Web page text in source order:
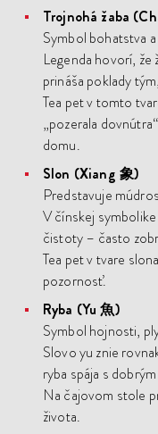
Trojnohá žaba
Symbol bohatstva
Legenda hovorí, že
prináša poklady
Tea pet v tomto
„pozerala
domu.
Slon (Xiang 象)
Predstavuje
V čínskej
čistoty – často
Tea pet v tvare
pozornosť.
Ryba (Yu 魚)
Symbol hojnosti,
Slovo yu znie
ryba spája s
Na čajovom stole
života.